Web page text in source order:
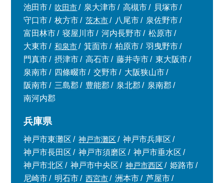
池田市 吹田市 泉大津市 高槻市
貝塚市
守口市
枚方市 茨木市 八尾市
泉佐野市
富田林市
寝屋川市 河内長野市
松原市
大東市
和泉市 箕面市 柏原市
羽曳野市
門真市
摂津市 高石市 藤井寺市
東大阪市
泉南市
四條畷市 交野市
大阪狭山市
阪南市
三島郡 豊能郡 泉北郡
泉南郡
南河内郡
兵庫県
神戸市東灘区 神戸市灘区
神戸市兵庫区
神戸市長田区
神戸市須磨区
神戸市垂水区
神戸市北区
神戸市中央区 神戸市西区
姫路市
尼崎市
明石市 西宮市 洲本市
芦屋市